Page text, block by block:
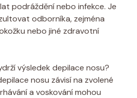
podráždění nebo infekce. Je
odborníka, zejména
nebo jiné zdravotní
výsledek depilace nosu?
nosu závisí na zvolené
a voskování mohou